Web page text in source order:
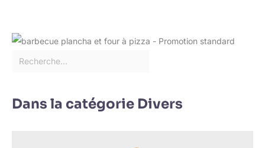
Dans la catégorie Divers